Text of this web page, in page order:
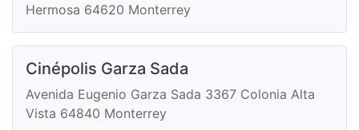
Hermosa 64620 Monterrey
Cinépolis Garza Sada
Avenida Eugenio Garza Sada 3367 Colonia Alta
Vista 64840 Monterrey